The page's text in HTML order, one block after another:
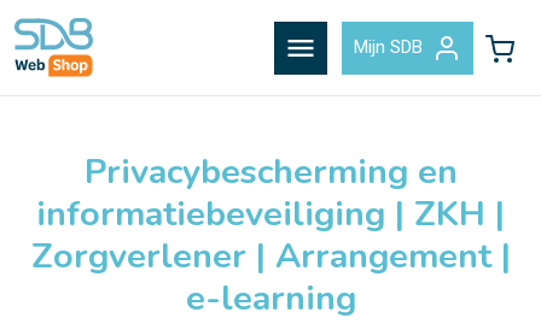
menu Mijn SDB
Privacybescherming en
informatiebeveiliging | ZKH |
Zorgverlener | Arrangement |
e-learning